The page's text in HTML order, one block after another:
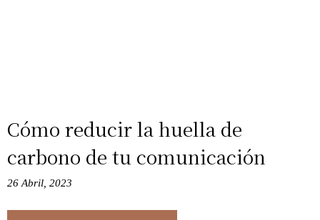
Cómo reducir la huella de
carbono de tu comunicación
26 Abril, 2023